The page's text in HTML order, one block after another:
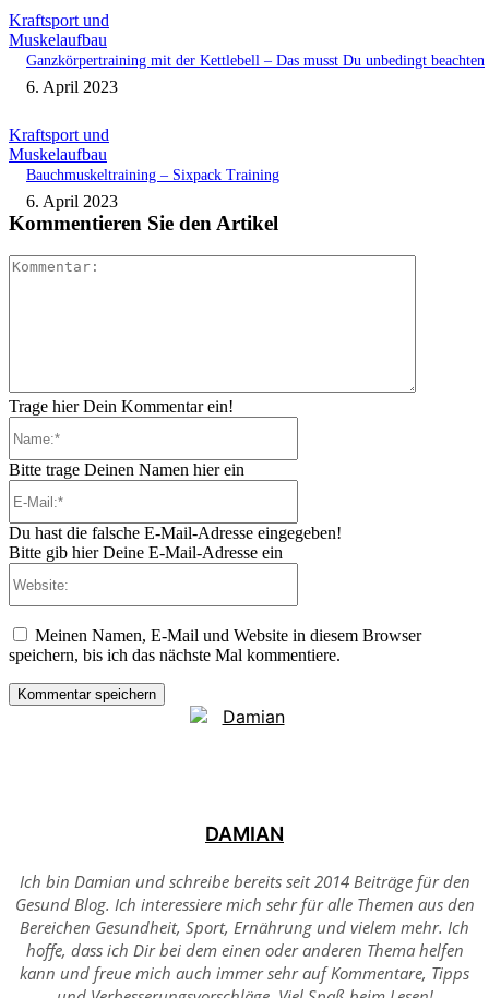
Kraftsport und
Muskelaufbau
Ganzkörpertraining mit der Kettlebell – Das musst Du unbedingt beachten
6. April 2023
Kraftsport und
Muskelaufbau
Bauchmuskeltraining – Sixpack Training
6. April 2023
Kommentieren Sie den Artikel
Trage hier Dein Kommentar ein!
Bitte trage Deinen Namen hier ein
Du hast die falsche E-Mail-Adresse eingegeben!
Bitte gib hier Deine E-Mail-Adresse ein
Meinen Namen, E-Mail und Website in diesem Browser
speichern, bis ich das nächste Mal kommentiere.
DAMIAN
Ich bin Damian und schreibe bereits seit 2014 Beiträge für den
Gesund Blog. Ich interessiere mich sehr für alle Themen aus den
Bereichen Gesundheit, Sport, Ernährung und vielem mehr. Ich
hoffe, dass ich Dir bei dem einen oder anderen Thema helfen
kann und freue mich auch immer sehr auf Kommentare, Tipps